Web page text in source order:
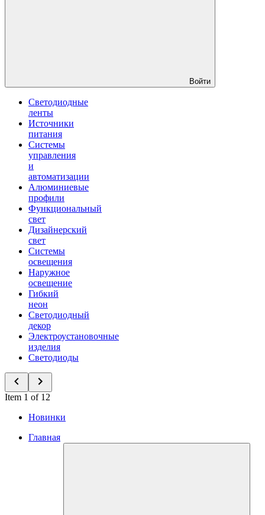
Войти
Светодиодные
ленты
Источники
питания
Системы
управления
и
автоматизации
Алюминиевые
профили
Функциональный
свет
Дизайнерский
свет
Системы
освещения
Наружное
освещение
Гибкий
неон
Светодиодный
декор
Электроустановочные
изделия
Светодиоды
Item 1 of 12
Новинки
Главная